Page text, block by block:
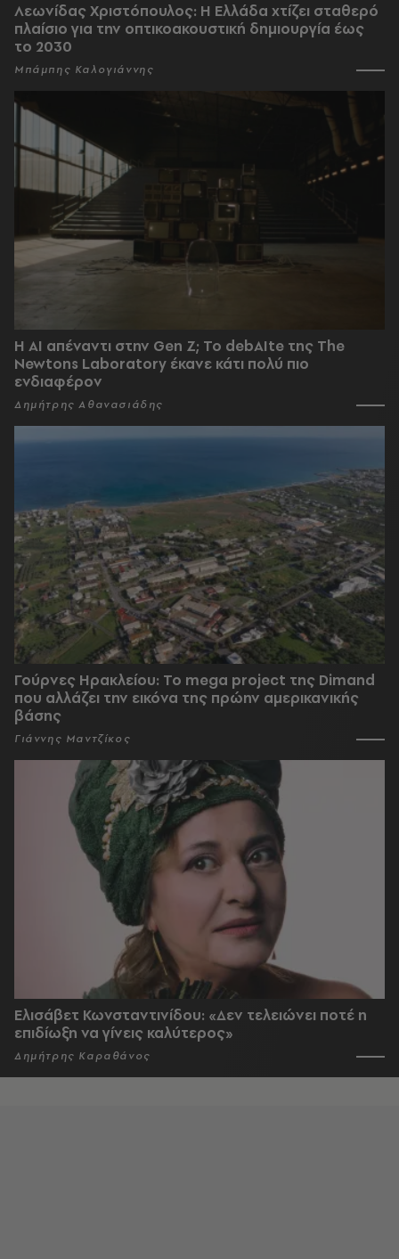
Λεωνίδας Χριστόπουλος: Η Ελλάδα χτίζει σταθερό
πλαίσιο για την οπτικοακουστική δημιουργία έως
το 2030
Μπάμπης Καλογιάννης
Η AI απέναντι στην Gen Z; Το debAIte της The
Newtons Laboratory έκανε κάτι πολύ πιο
ενδιαφέρον
Δημήτρης Αθανασιάδης
Γούρνες Ηρακλείου: To mega project της Dimand
που αλλάζει την εικόνα της πρώην αμερικανικής
βάσης
Γιάννης Μαντζίκος
Ελισάβετ Κωνσταντινίδου: «Δεν τελειώνει ποτέ η
επιδίωξη να γίνεις καλύτερος»
Δημήτρης Καραθάνος